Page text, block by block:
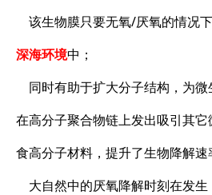
该生物膜只要无氧/厌氧的情况
深海环境中；
同时有助于扩大分子结构，为
在高分子聚合物链上发出吸引其
食高分子材料，提升了生物降解速
大自然中的厌氧降解时刻在发生